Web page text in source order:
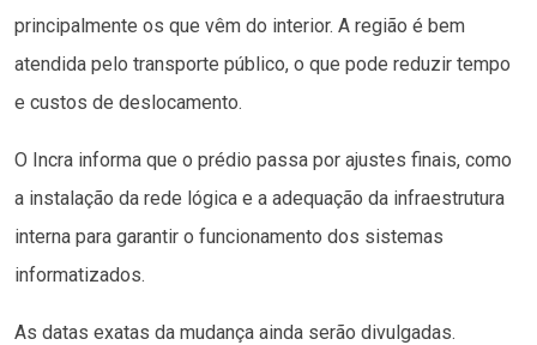
principalmente os que vêm do interior. A região é bem
atendida pelo transporte público, o que pode reduzir tempo
e custos de deslocamento.
O Incra informa que o prédio passa por ajustes finais, como
a instalação da rede lógica e a adequação da infraestrutura
interna para garantir o funcionamento dos sistemas
informatizados.
As datas exatas da mudança ainda serão divulgadas.